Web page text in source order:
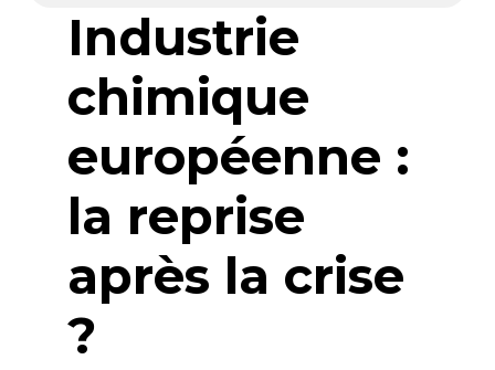
Industrie
chimique
européenne :
la reprise
après la crise
?